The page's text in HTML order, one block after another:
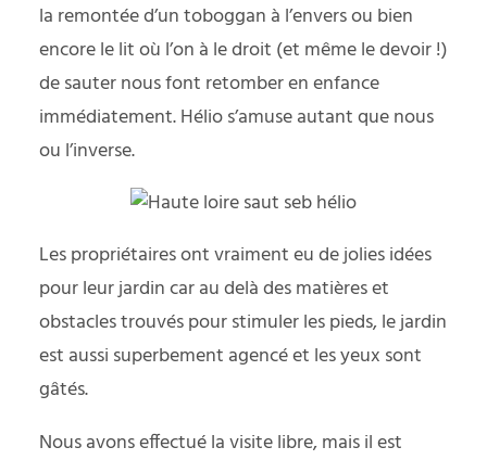
la remontée d’un toboggan à l’envers ou bien
encore le lit où l’on à le droit (et même le devoir !)
de sauter nous font retomber en enfance
immédiatement. Hélio s’amuse autant que nous
ou l’inverse.
Les propriétaires ont vraiment eu de jolies idées
pour leur jardin car au delà des matières et
obstacles trouvés pour stimuler les pieds, le jardin
est aussi superbement agencé et les yeux sont
gâtés.
Nous avons effectué la visite libre, mais il est